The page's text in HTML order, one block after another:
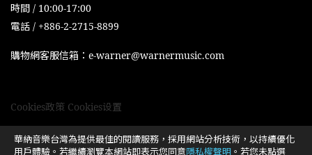
時間 / 10:00-17:00
電話 / +886-2-2715-8899
購物網客服信箱：e-warner@warnermusic.com
Cookies政策 Cookies设置
華納音樂台灣為提供最佳的閱讀服務，採用網站分析技術，以持續優化
用戶體驗。若繼續瀏覽本網站即表示您同意隱私權聲明 。若您未點選